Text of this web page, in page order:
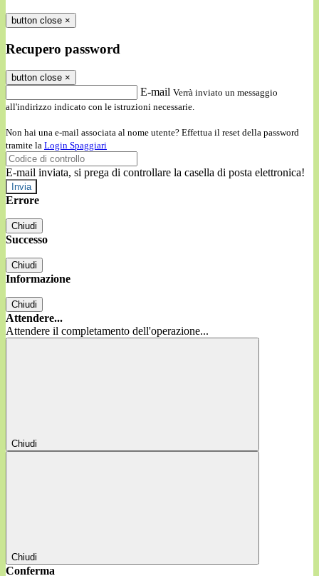
button close ×
Recupero password
button close ×
E-mail Verrà inviato un messaggio
all'indirizzo indicato con le istruzioni necessarie.
Non hai una e-mail associata al nome utente? Effettua il reset della password
tramite la Login Spaggiari
E-mail inviata, si prega di controllare la casella di posta elettronica!
Errore
Chiudi
Successo
Chiudi
Informazione
Chiudi
Attendere...
Attendere il completamento dell'operazione...
Chiudi
Chiudi
Conferma